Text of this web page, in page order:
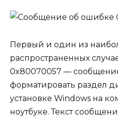
Первый и один из
распространенных
0x80070057 —
форматировать раздел
установке Windows на
ноутбуке. Текст